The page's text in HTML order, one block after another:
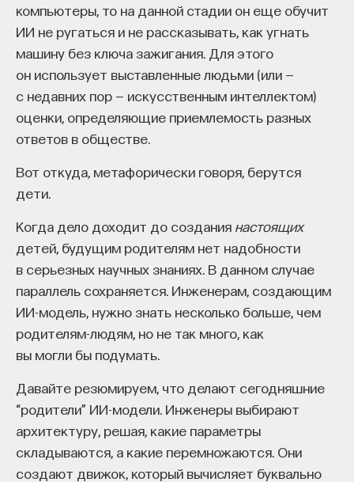
компьютеры, то на данной стадии он еще обучит
ИИ не ругаться и не рассказывать, как угнать
машину без ключа зажигания. Для этого
он использует выставленные людьми (или —
с недавних пор — искусственным интеллектом)
оценки, определяющие приемлемость разных
ответов в обществе.
Вот откуда, метафорически говоря, берутся
дети.
Когда дело доходит до создания настоящих
детей, будущим родителям нет надобности
в серьезных научных знаниях. В данном случае
параллель сохраняется. Инженерам, создающим
ИИ-модель, нужно знать несколько больше, чем
родителям-людям, но не так много, как
вы могли бы подумать.
Давайте резюмируем, что делают сегодняшние
“родители” ИИ-модели. Инженеры выбирают
архитектуру, решая, какие параметры
складываются, а какие перемножаются. Они
создают движок, который вычисляет буквально